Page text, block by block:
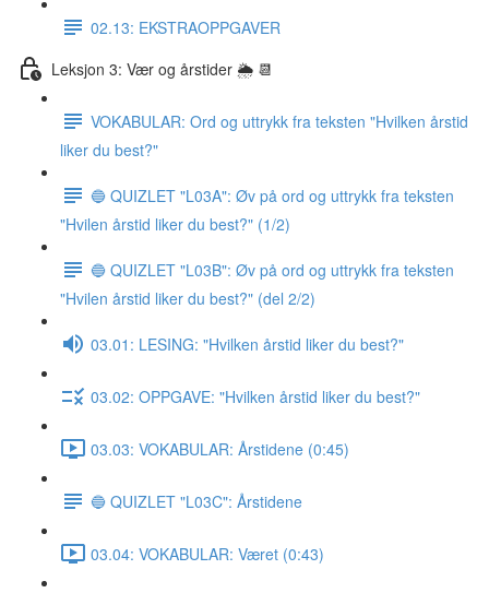
02.13: EKSTRAOPPGAVER
Leksjon 3: Vær og årstider 🌦 📆
VOKABULAR: Ord og uttrykk fra teksten "Hvilken årstid
liker du best?"
🔵 QUIZLET "L03A": Øv på ord og uttrykk fra teksten
"Hvilen årstid liker du best?" (1/2)
🔵 QUIZLET "L03B": Øv på ord og uttrykk fra teksten
"Hvilen årstid liker du best?" (del 2/2)
03.01: LESING: "Hvilken årstid liker du best?"
03.02: OPPGAVE: "Hvilken årstid liker du best?"
03.03: VOKABULAR: Årstidene (0:45)
🔵 QUIZLET "L03C": Årstidene
03.04: VOKABULAR: Været (0:43)